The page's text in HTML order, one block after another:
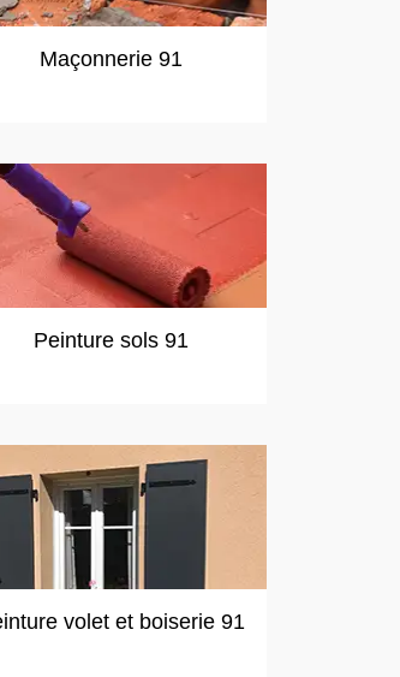
Maçonnerie 91
Peinture sols 91
volet et boiserie 91